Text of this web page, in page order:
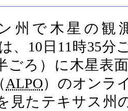
州で木星の観
、10日11時35
ごろ）に木星表
ALPO）のオンラ
見たテキサス州